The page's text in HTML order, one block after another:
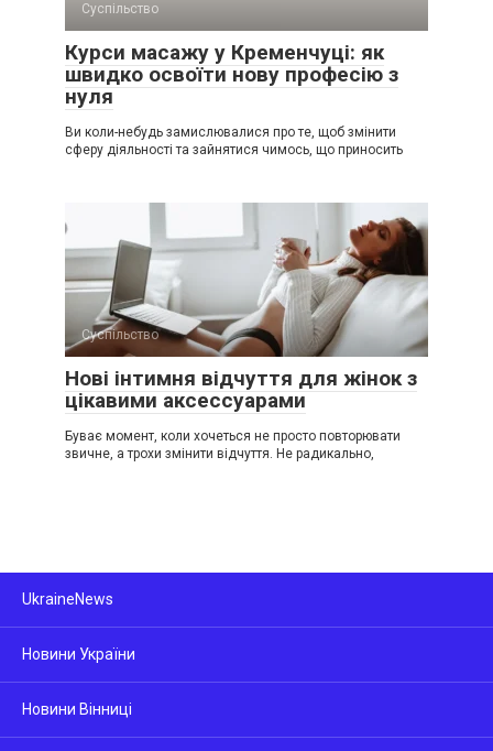
Суспільство
Курси масажу у Кременчуці: як
швидко освоїти нову професію з
нуля
Ви коли-небудь замислювалися про те, щоб змінити
сферу діяльності та зайнятися чимось, що приносить
Суспільство
Нові інтимня відчуття для жінок з
цікавими аксессуарами
Буває момент, коли хочеться не просто повторювати
звичне, а трохи змінити відчуття. Не радикально,
UkraineNews
Новини України
Новини Вінниці